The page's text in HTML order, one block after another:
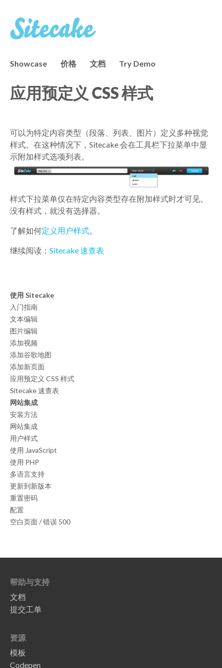
Showcase 价格 文档 Try Demo
使用 Sitecake
入门指南
文本编辑
图片编辑
添加视频
添加谷歌地图
添加新页面
应用预定义 CSS 样式
Sitecake 速查表
网站集成
安装方法
网站集成
用户样式
使用 JavaScript
使用 PHP
多语言支持
更新到新版本
重置密码
配置
空白页面 / 错误 500
应用预定义 CSS 样式
可以为特定内容类型（段落、列表、图片）定义多种视觉
样式。在这种情况下，Sitecake 会在工具栏下拉菜单中显
示附加样式选项列表。
样式下拉菜单仅在特定内容类型存在附加样式时才可见。
没有样式，就没有选择器。
了解如何定义用户样式
继续阅读： Sitecake 速查表
帮助与支持
文档
提交工单
资源
模板
Codepen